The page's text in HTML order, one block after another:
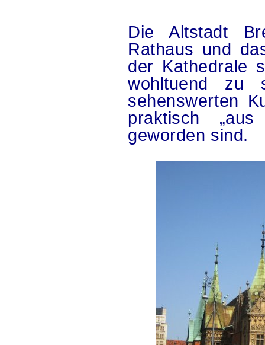
Die Altstadt
Rathaus und
der Kathedrale
wohltuend zu
sehenswerten
praktisch
geworden sind.